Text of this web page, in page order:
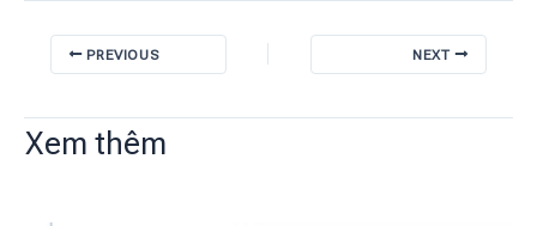
PREVIOUS NEXT
Xem thêm